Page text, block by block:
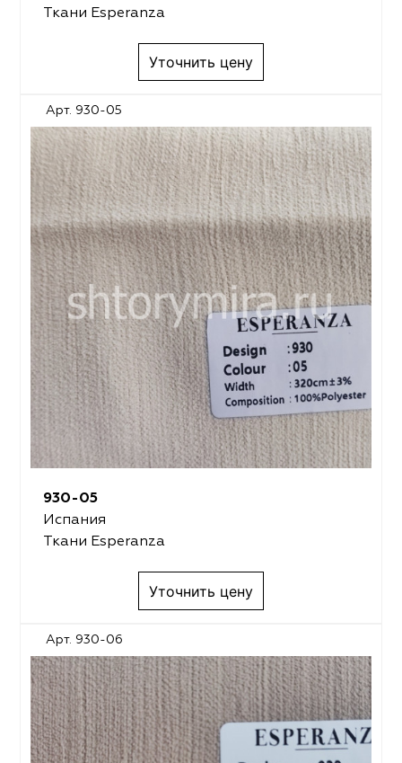
Ткани Esperanza
Уточнить цену
Арт. 930-05
930-05
Испания
Ткани Esperanza
Уточнить цену
Арт. 930-06